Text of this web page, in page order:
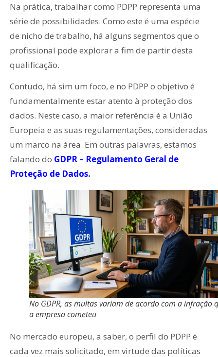
Na prática, trabalhar como PDPP representa uma
série de possibilidades. Como este é uma espécie
de nicho de trabalho, há alguns segmentos que o
profissional pode explorar a fim de partir desta
qualificação.
Contudo, há sim um foco, e no PDPP o objetivo é
fundamentalmente estar atento à proteção dos
dados. Neste caso, a maior referência é a União
Europeia e as suas regulamentações, consideradas
um marco na área. Em outras palavras, estamos
falando do GDPR – Regulamento Geral de
Proteção de Dados.
No GDPR, as multas variam de acordo com a infração
a empresa cometeu
No mercado europeu, a saber, o perfil do PDPP é
cada vez mais solicitado, em virtude das políticas